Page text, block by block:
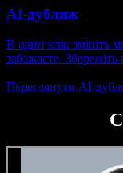
AI-дубляж
В один клік змініть
забажаєте.
Переглянути AI-